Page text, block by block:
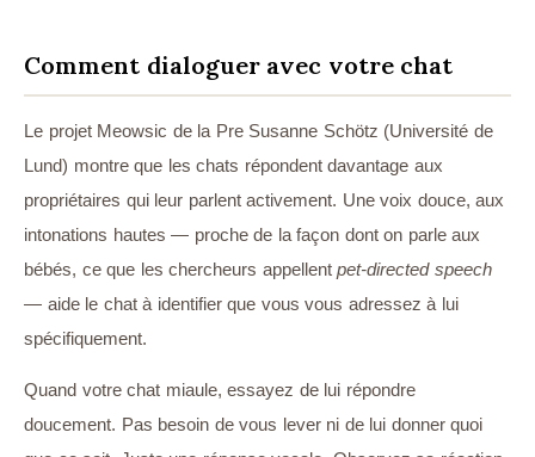
Comment dialoguer avec votre chat
Le projet Meowsic de la Pre Susanne Schötz (Université de
Lund) montre que les chats répondent davantage aux
propriétaires qui leur parlent activement. Une voix douce, aux
intonations hautes — proche de la façon dont on parle aux
bébés, ce que les chercheurs appellent pet-directed speech
— aide le chat à identifier que vous vous adressez à lui
spécifiquement.
Quand votre chat miaule, essayez de lui répondre
doucement. Pas besoin de vous lever ni de lui donner quoi